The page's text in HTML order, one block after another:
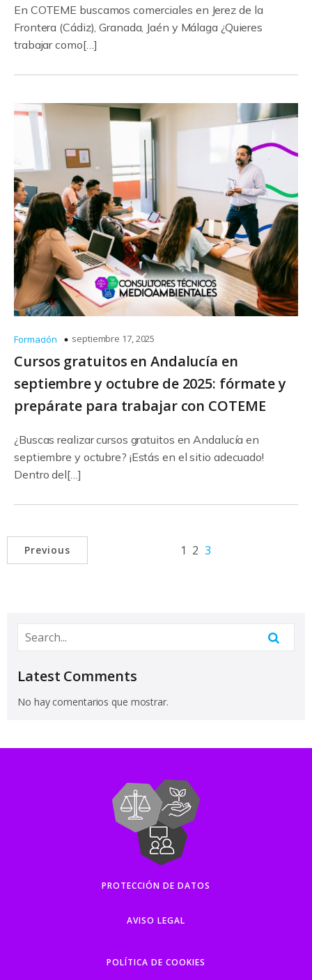
En COTEME buscamos comerciales en Jerez de la
Frontera (Cádiz), Granada, Jaén y Málaga ¿Quieres
trabajar como[…]
Formación septiembre 17, 2025
Cursos gratuitos en Andalucía en
septiembre y octubre de 2025: fórmate y
prepárate para trabajar con COTEME
¿Buscas realizar cursos gratuitos en Andalucía en
septiembre y octubre? ¡Estás en el sitio adecuado!
Dentro del[…]
Previous 1 2 3
Latest Comments
No hay comentarios que mostrar.
PROTECCIÓN DE DATOS
AVISO LEGAL
POLÍTICA DE COOKIES